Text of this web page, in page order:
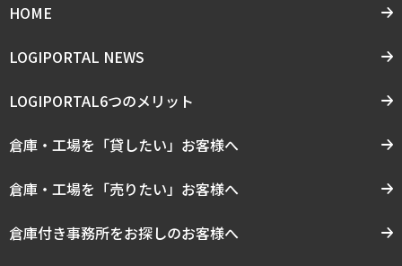
HOME
LOGIPORTAL NEWS
LOGIPORTAL6つのメリット
倉庫・工場を「貸したい」お客様へ
倉庫・工場を「売りたい」お客様へ
倉庫付き事務所をお探しのお客様へ